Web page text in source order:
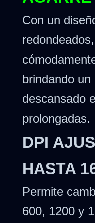
Con un
brindando
descansado
prolongadas.
DPI
HASTA
Permite
600, 1200 y